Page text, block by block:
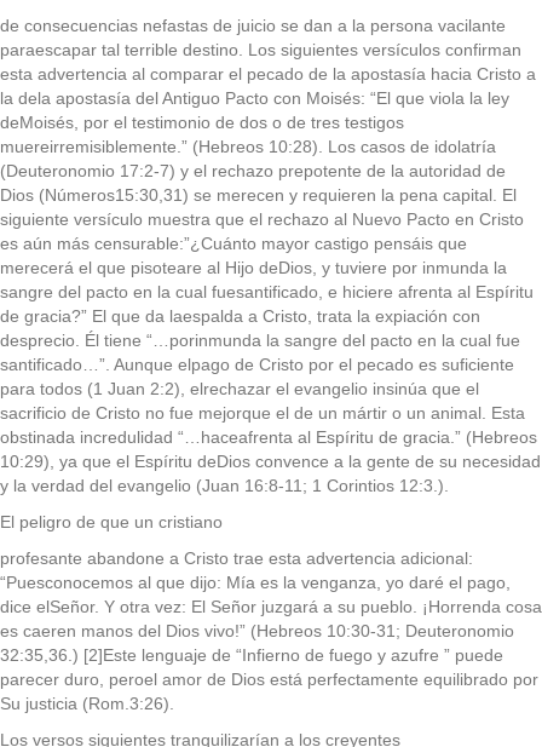
de consecuencias nefastas de juicio se dan a la persona vacilante
paraescapar tal terrible destino. Los siguientes versículos confirman
esta advertencia al comparar el pecado de la apostasía hacia Cristo a
la dela apostasía del Antiguo Pacto con Moisés: “El que viola la ley
deMoisés, por el testimonio de dos o de tres testigos
muereirremisiblemente.” (Hebreos 10:28). Los casos de idolatría
(Deuteronomio 17:2-7) y el rechazo prepotente de la autoridad de
Dios (Números15:30,31) se merecen y requieren la pena capital. El
siguiente versículo muestra que el rechazo al Nuevo Pacto en Cristo
es aún más censurable:”¿Cuánto mayor castigo pensáis que
merecerá el que pisoteare al Hijo deDios, y tuviere por inmunda la
sangre del pacto en la cual fuesantificado, e hiciere afrenta al Espíritu
de gracia?” El que da laespalda a Cristo, trata la expiación con
desprecio. Él tiene “…porinmunda la sangre del pacto en la cual fue
santificado…”. Aunque elpago de Cristo por el pecado es suficiente
para todos (1 Juan 2:2), elrechazar el evangelio insinúa que el
sacrificio de Cristo no fue mejorque el de un mártir o un animal. Esta
obstinada incredulidad “…haceafrenta al Espíritu de gracia.” (Hebreos
10:29), ya que el Espíritu deDios convence a la gente de su necesidad
y la verdad del evangelio (Juan 16:8-11; 1 Corintios 12:3.).
El peligro de que un cristiano
profesante abandone a Cristo trae esta advertencia adicional:
“Puesconocemos al que dijo: Mía es la venganza, yo daré el pago,
dice elSeñor. Y otra vez: El Señor juzgará a su pueblo. ¡Horrenda cosa
es caeren manos del Dios vivo!” (Hebreos 10:30-31; Deuteronomio
32:35,36.) [2]Este lenguaje de “Infierno de fuego y azufre ” puede
parecer duro, peroel amor de Dios está perfectamente equilibrado por
Su justicia (Rom.3:26).
Los versos siguientes tranquilizarían a los creyentes